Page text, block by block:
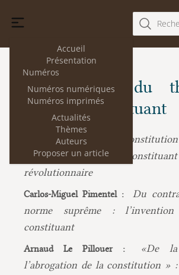
Accueil
Présentation
Numéros
Numéros numériques
Numéros imprimés
Actualités
Thèmes
Auteurs
Proposer un article
Les articles du
Pouvoir constituant
Ran Halévi :
La
Régime. Le pouvoir
révolutionnaire
Carlos-Miguel Pimentel :
Du
norme suprême :
constituant
Arnaud Le Pillouer :
«De
l’abrogation de la constitution »